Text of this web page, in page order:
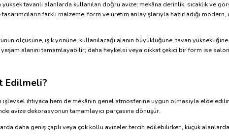
tavanlı alanlarda kullanılan doğru avize; mekâna derinlik, sıcaklık ve
farklı malzeme, form ve üretim anlayışlarıyla hazırladığı
ölçüsüne, ışık yönüne, kullanılacağı alanın büyüklüğüne, tavan
alanını tamamlayabilir; daha heykelsi veya dikkat çekici bir form ise
Edilmeli?
ihtiyaca hem de mekânın genel atmosferine uygun olmasıyla elde
avize dekorasyonun tamamlayıcı parçasına dönüşür.
daha geniş çaplı veya çok kollu avizeler tercih edilebilirken, küçük